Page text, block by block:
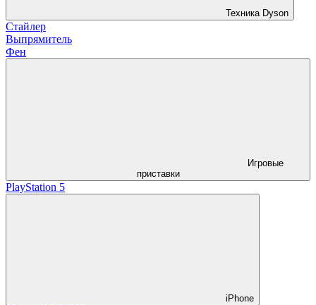
Техника Dyson
Стайлер
Выпрямитель
Фен
Игровые
приставки
PlayStation 5
iPhone